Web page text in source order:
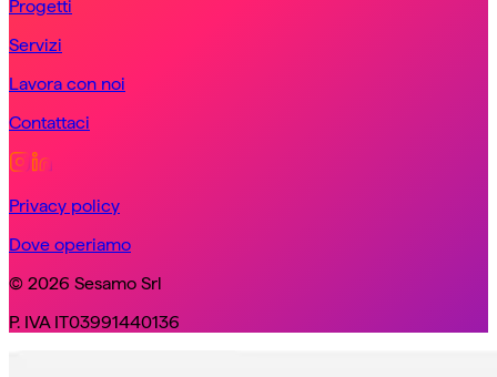
Progetti
Servizi
Lavora con noi
Contattaci
Privacy policy
Dove operiamo
© 2026 Sesamo Srl
P. IVA IT03991440136